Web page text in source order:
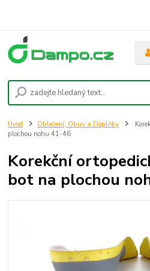
Úvod Oblečení, Obuv a Doplňky
plochou nohu 41-46
Korekční
bot na plochou